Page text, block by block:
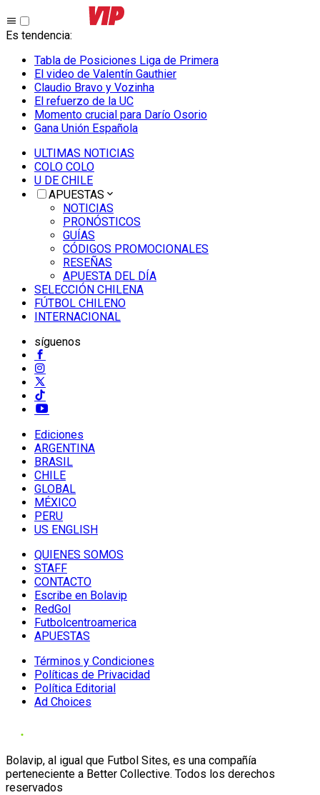
Es tendencia:
Tabla de Posiciones Liga de Primera
El video de Valentín Gauthier
Claudio Bravo y Vozinha
El refuerzo de la UC
Momento crucial para Darío Osorio
Gana Unión Española
ULTIMAS NOTICIAS
COLO COLO
U DE CHILE
APUESTAS
NOTICIAS
PRONÓSTICOS
GUÍAS
CÓDIGOS PROMOCIONALES
RESEÑAS
APUESTA DEL DÍA
SELECCIÓN CHILENA
FÚTBOL CHILENO
INTERNACIONAL
síguenos
Ediciones
ARGENTINA
BRASIL
CHILE
GLOBAL
MÉXICO
PERU
US ENGLISH
QUIENES SOMOS
STAFF
CONTACTO
Escribe en Bolavip
RedGol
Futbolcentroamerica
APUESTAS
Términos y Condiciones
Políticas de Privacidad
Política Editorial
Ad Choices
Bolavip, al igual que Futbol Sites, es una compañía
perteneciente a Better Collective. Todos los derechos
reservados